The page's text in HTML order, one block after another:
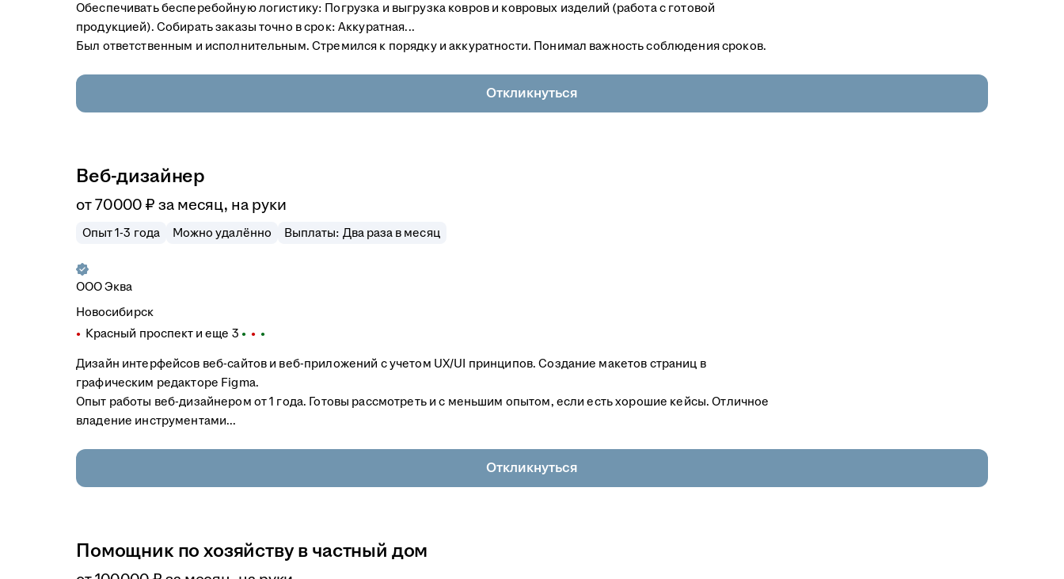
Обеспечивать бесперебойную логистику: Погрузка и выгрузка ковров и ковровых изделий (работа с готовой
продукцией). Собирать заказы точно в срок: Аккуратная...
Был ответственным и исполнительным. Стремился к порядку и аккуратности. Понимал важность соблюдения сроков.
Откликнуться
Веб-дизайнер
от70 000 ₽ за месяц, на руки
Опыт 1-3 года Можно удалённо Выплаты: Два раза в месяц
ОООЭква
Новосибирск
Красный проспект и еще 3
Дизайн интерфейсов веб-сайтов и веб-приложений с учетом UX/UI принципов. Создание макетов страниц в
графическим редакторе Figma.
Опыт работы веб-дизайнером от 1 года. Готовы рассмотреть и с меньшим опытом, если есть хорошие кейсы. Отличное
владение инструментами...
Откликнуться
Помощник по хозяйству в частный дом